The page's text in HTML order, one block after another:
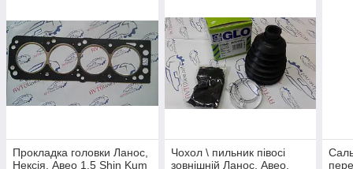
Прокладка головки Ланос,
Нексія, Авео 1.5 Shin Kum
Чохол \ пильник півосі
зовнішній Ланос, Авео,